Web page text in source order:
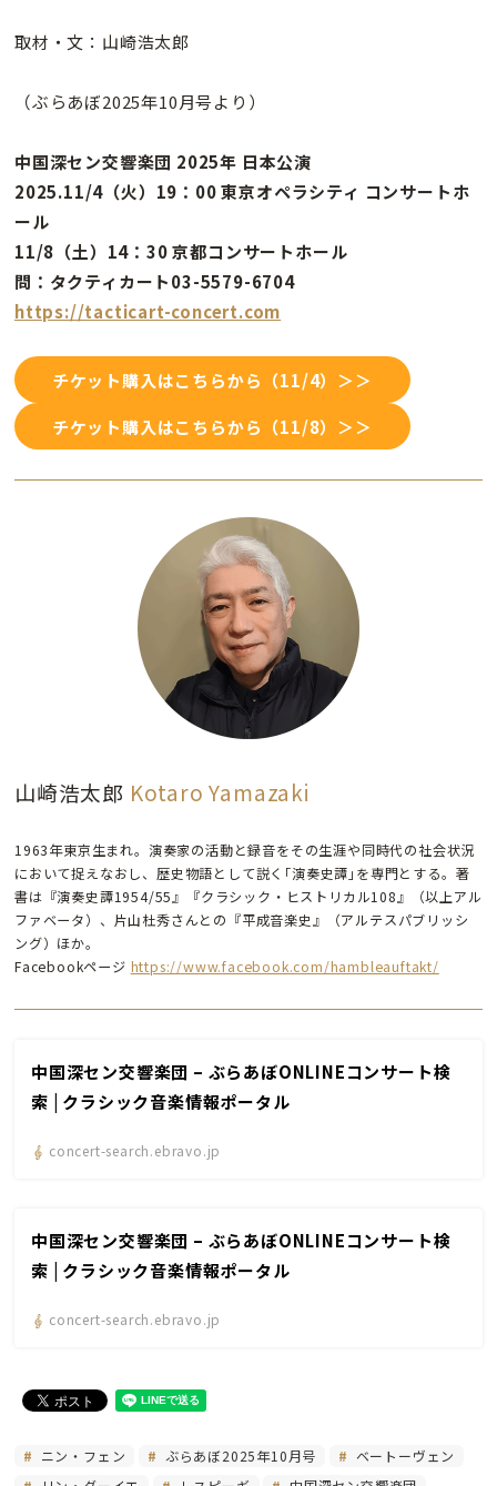
取材・文：山崎浩太郎
（ぶらあぼ2025年10月号より）
中国深セン交響楽団 2025年 日本公演
2025.11/4（火）19：00 東京オペラシティ コンサートホ
ール
11/8（土）14：30 京都コンサートホール
問：タクティカート03-5579-6704
https://tacticart-concert.com
チケット購入はこちらから（11/4）＞＞
チケット購入はこちらから（11/8）＞＞
山崎浩太郎 Kotaro Yamazaki
1963年東京生まれ。演奏家の活動と録音をその生涯や同時代の社会状況
において捉えなおし、歴史物語として説く｢演奏史譚｣を専門とする。著
書は『演奏史譚1954/55』『クラシック・ヒストリカル108』（以上アル
ファベータ）、片山杜秀さんとの『平成音楽史』（アルテスパブリッシ
ング）ほか。
Facebookページ https://www.facebook.com/hambleauftakt/
中国深セン交響楽団 – ぶらあぼONLINEコンサート検
索 | クラシック音楽情報ポータル
concert-search.ebravo.jp
中国深セン交響楽団 – ぶらあぼONLINEコンサート検
索 | クラシック音楽情報ポータル
concert-search.ebravo.jp
ニン・フェン ぶらあぼ2025年10月号
ベートーヴェン